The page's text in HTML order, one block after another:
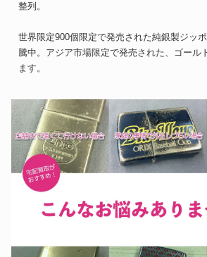
整列。
世界限定900個限定で発売された純銀製ジッ
騰中。アジア市場限定で発売された、ゴール
ます。